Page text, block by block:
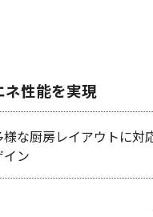
ネ性能を実現
な厨房レイアウトに対
ン